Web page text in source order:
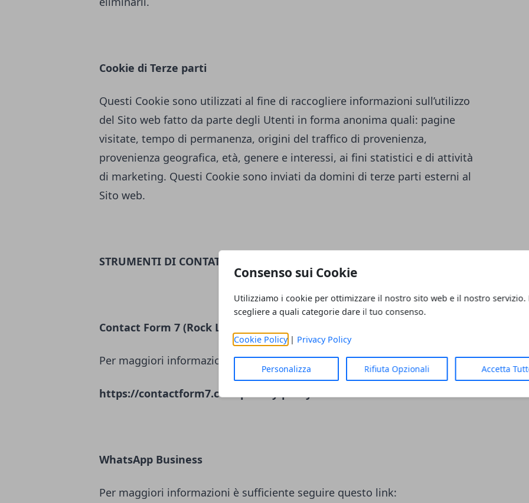
Consenso sui Cookie
Utilizziamo i cookie per ottimizzare il nostro sito web e il nostro servizio.
scegliere a quali categorie dare il tuo consenso.
Cookie Policy| Privacy Policy
Personalizza Rifiuta Opzionali Accetta
Cookie di Terze parti
Questi Cookie sono utilizzati al fine di raccogliere informazioni sull’utilizzo
del Sito web fatto da parte degli Utenti in forma anonima quali: pagine
visitate, tempo di permanenza, origini del traffico di provenienza,
provenienza geografica, età, genere e interessi, ai fini statistici e di attività
di marketing. Questi Cookie sono inviati da domini di terze parti esterni al
Sito web.
STRUMENTI DI CONTATTO
Contact Form 7 (Rock Lobster LLC)
Per maggiori informazioni è sufficiente seguire questo link:
https://contactform7.com/privacy-policy/
WhatsApp Business
Per maggiori informazioni è sufficiente seguire questo link: